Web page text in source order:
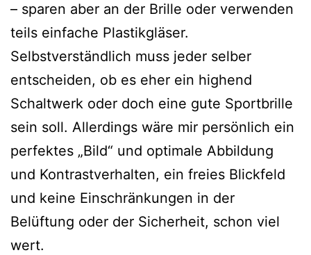
– sparen aber an der Brille oder verwenden
teils einfache Plastikgläser.
Selbstverständlich muss jeder selber
entscheiden, ob es eher ein highend
Schaltwerk oder doch eine gute Sportbrille
sein soll. Allerdings wäre mir persönlich ein
perfektes „Bild“ und optimale Abbildung
und Kontrastverhalten, ein freies Blickfeld
und keine Einschränkungen in der
Belüftung oder der Sicherheit, schon viel
wert.